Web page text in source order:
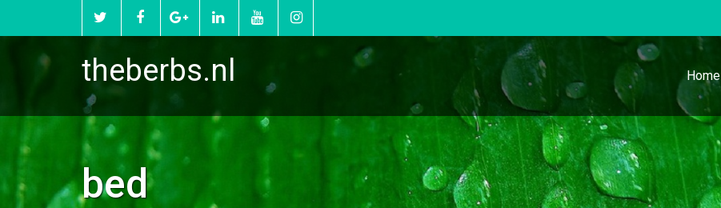
theberbs.nl Home
bed